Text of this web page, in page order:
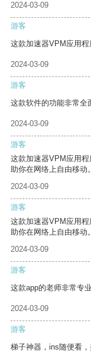
2024-03-09
游客
这款加速器VPM应用程
2024-03-09
游客
这款软件的功能非常全
2024-03-09
游客
这款加速器VPM应用
助你在网络上自由移动。
2024-03-09
游客
这款加速器VPM应用
助你在网络上自由移动。
2024-03-09
游客
这款app的老师非常专
2024-03-09
游客
梯子神器，ins随便看，